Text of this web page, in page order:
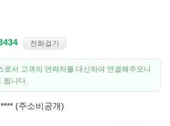
전화걸기
서 고객의 연락처를 대신하여 연결해주오니
됩니다.
(주소비공개)